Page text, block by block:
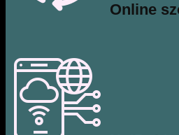
​Online